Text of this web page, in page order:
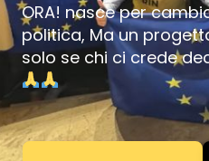
ORA! nasce per
politica, Ma un
solo se chi ci crede